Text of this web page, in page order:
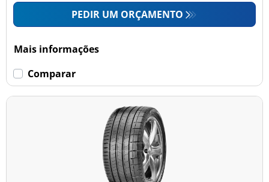
PEDIR UM ORÇAMENTO
Mais informações
Comparar